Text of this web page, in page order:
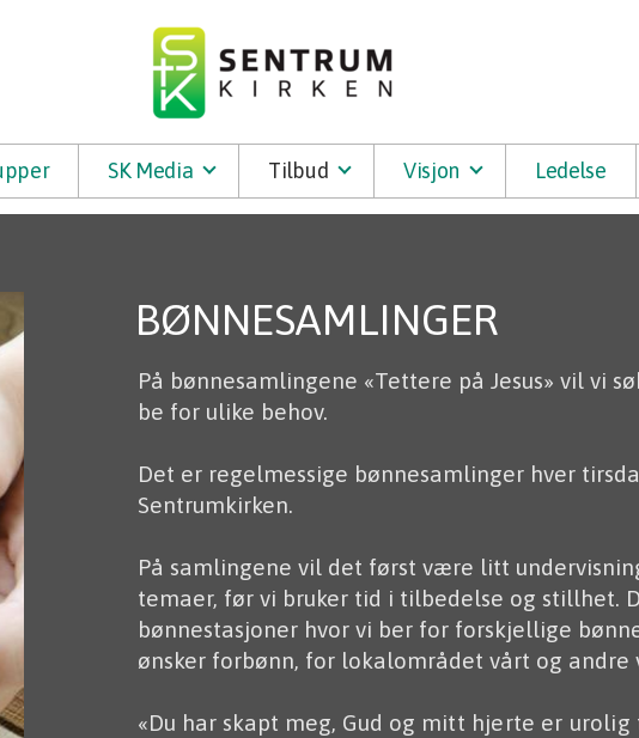
SK Media Tilbud Visjon Ledelse
BØNNESAMLINGER
På bønnesamlingene «Tettere på Jesus» vil vi
be for ulike behov.
Det er regelmessige bønnesamlinger hver
Sentrumkirken.
På samlingene vil det først være litt
temaer, før vi bruker tid i tilbedelse og stillhet.
bønnestasjoner hvor vi ber for forskjellige
ønsker forbønn, for lokalområdet vårt og andre
«Du har skapt meg, Gud og mitt hjerte er urolig